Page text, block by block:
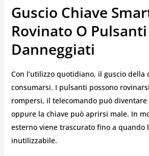
Guscio Chiave
Rovinato O Pulsanti
Danneggiati
Con l’utilizzo quotidiano, il guscio della
consumarsi. I pulsanti possono
rompersi, il telecomando può diventare
oppure la chiave può aprirsi male. In
esterno viene trascurato fino a quando
inutilizzabile.